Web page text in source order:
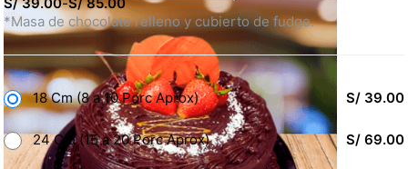
*Masa de chocolate relleno y cubierto de fudge.
18 Cm (8 a 10 Porc Aprox) S/ 39.00
24 Cm (15 a 20 Porc Aprox) S/ 69.00